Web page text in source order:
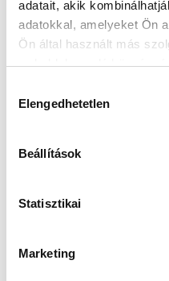
adatait, akik
adatokkal, amelyeket Ön
Ön által használt más
weboldalon való
kiválasztása
Elengedhetetlen
Beállítások
Statisztikai
Marketing